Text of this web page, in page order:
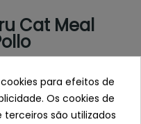
Cat Meal
para efeitos de
Os cookies de
são utilizados